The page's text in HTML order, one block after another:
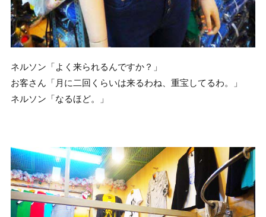
ネルソン「よく来られるんですか？」
お客さん「月に二回くらいは来るわね、重宝してるわ。」
ネルソン「なるほど。」